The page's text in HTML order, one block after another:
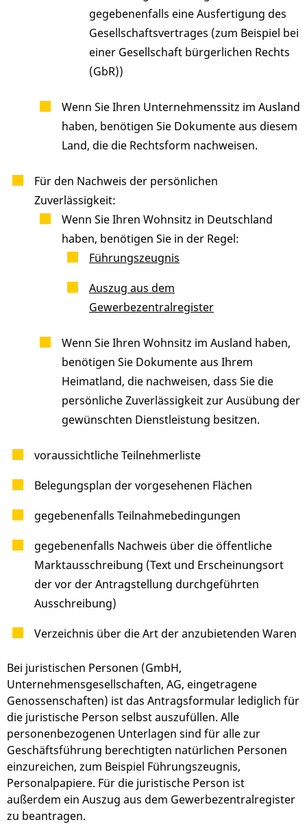
gegebenenfalls eine Ausfertigung des
Gesellschaftsvertrages (zum Beispiel bei
einer Gesellschaft bürgerlichen Rechts
(GbR))
Wenn Sie Ihren Unternehmenssitz im Ausland
haben, benötigen Sie Dokumente aus diesem
Land, die die Rechtsform nachweisen.
Für den Nachweis der persönlichen
Zuverlässigkeit:
Wenn Sie Ihren Wohnsitz in Deutschland
haben, benötigen Sie in der Regel:
Führungszeugnis
Auszug aus dem
Gewerbezentralregister
Wenn Sie Ihren Wohnsitz im Ausland haben,
benötigen Sie Dokumente aus Ihrem
Heimatland, die nachweisen, dass Sie die
persönliche Zuverlässigkeit zur Ausübung der
gewünschten Dienstleistung besitzen.
voraussichtliche Teilnehmerliste
Belegungsplan der vorgesehenen Flächen
gegebenenfalls Teilnahmebedingungen
gegebenenfalls Nachweis über die öffentliche
Marktausschreibung (Text und Erscheinungsort
der vor der Antragstellung durchgeführten
Ausschreibung)
Verzeichnis über die Art der anzubietenden Waren
Bei juristischen Personen (GmbH,
Unternehmensgesellschaften, AG, eingetragene
Genossenschaften) ist das Antragsformular lediglich für
die juristische Person selbst auszufüllen. Alle
personenbezogenen Unterlagen sind für alle zur
Geschäftsführung berechtigten natürlichen Personen
einzureichen, zum Beispiel Führungszeugnis,
Personalpapiere. Für die juristische Person ist
außerdem ein Auszug aus dem Gewerbezentralregister
zu beantragen.